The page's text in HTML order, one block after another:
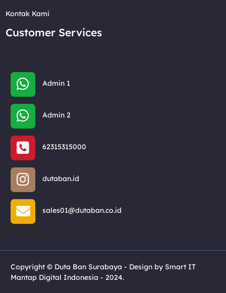
Kontak Kami
Customer Services
Admin 1
Admin 2
62315315000
dutaban.id
sales01@dutaban.co.id
Copyright © Duta Ban Surabaya - Design by Smart IT
Mantap Digital Indonesia - 2024.